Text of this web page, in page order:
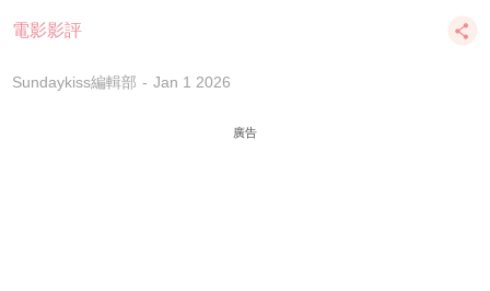
電影影評
Sundaykiss編輯部 Jan 1 2026
廣告